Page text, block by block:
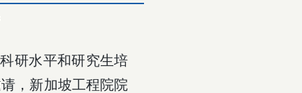
研水平和研究生培
，新加坡工程院院